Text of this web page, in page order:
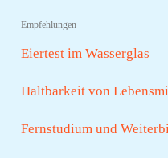
Empfehlungen
Eiertest im Wasserglas
Haltbarkeit von
Fernstudium und